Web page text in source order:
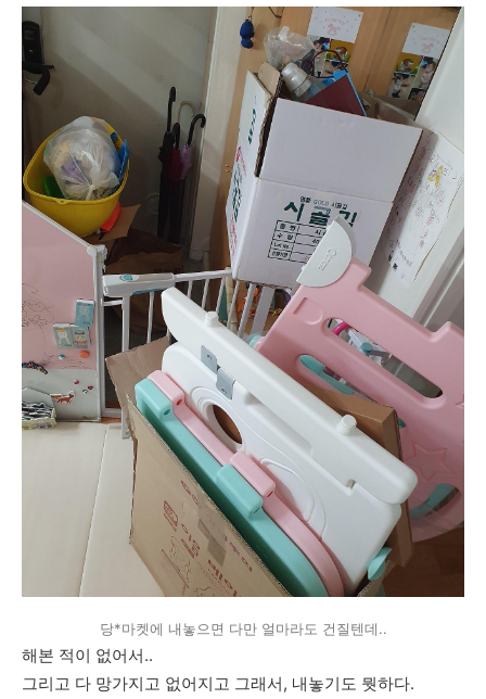
당*마켓에 내놓으면 다만 얼마라도 건질텐데..
해본 적이 없어서..
그리고 다 망가지고 없어지고 그래서, 내놓기도 뭣하다.